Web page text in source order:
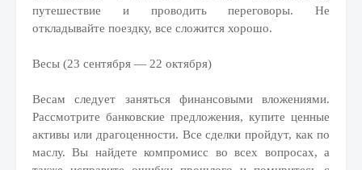
путешествие и проводить переговоры. Не
откладывайте поездку, все сложится хорошо.
Весы (23 сентября — 22 октября)
Весам следует заняться финансовыми вложениями.
Рассмотрите банковские предложения, купите ценные
активы или драгоценности. Все сделки пройдут, как по
маслу. Вы найдете компромисс во всех вопросах, а